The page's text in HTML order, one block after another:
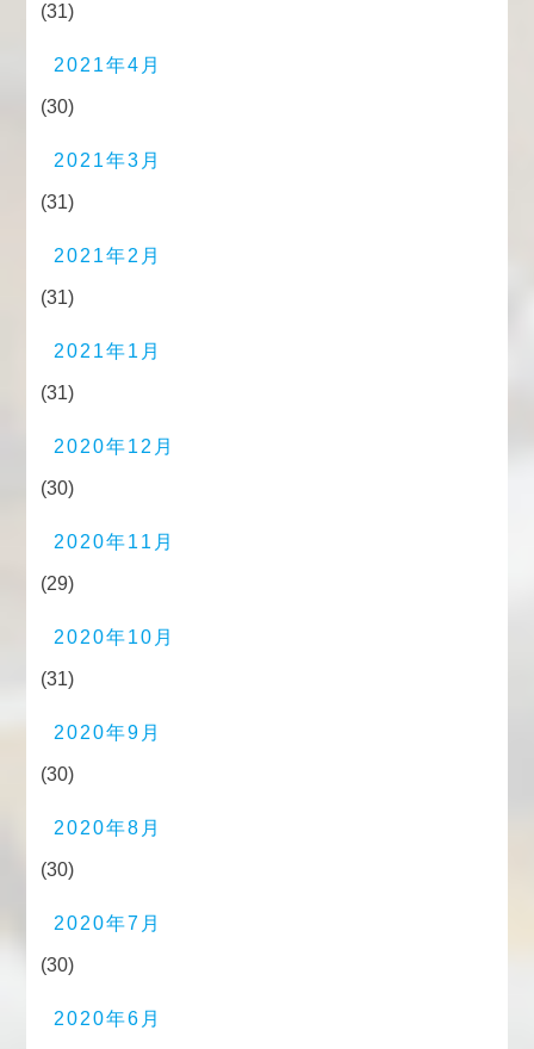
(31)
2021年4月
(30)
2021年3月
(31)
2021年2月
(31)
2021年1月
(31)
2020年12月
(30)
2020年11月
(29)
2020年10月
(31)
2020年9月
(30)
2020年8月
(30)
2020年7月
(30)
2020年6月